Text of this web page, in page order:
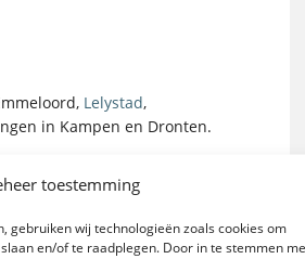
toestemming
gebruiken wij technologieën zoals cookies om
en/of te raadplegen. Door in te stemmen
Lelystad,
in Kampen en Dronten.